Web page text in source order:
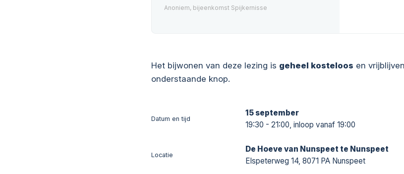
Anoniem, bijeenkomst Spijkernisse
Het bijwonen van deze lezing is geheel kosteloos en
onderstaande knop.
Datum en tijd
15 september
19:30 - 21:00, inloop vanaf 19:00
Locatie
De Hoeve van Nunspeet te Nunspeet
Elspeterweg 14, 8071 PA Nunspeet